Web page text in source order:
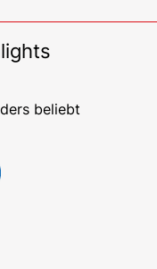
beliebt